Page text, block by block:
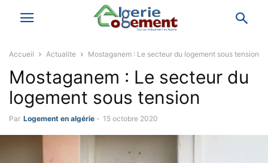
Accueil Actualite Mostaganem : Le secteur du logement sous tension
Mostaganem : Le secteur du
logement sous tension
Par Logement en algérie - 15 octobre 2020